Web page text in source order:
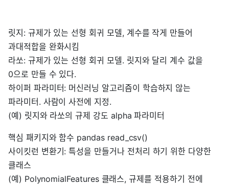
릿지: 규제가 있는 선형 회귀 모델, 계수를 작게 만들어
과대적합을 완화시킴
라쏘: 규제가 있는 선형 회귀 모델. 릿지와 달리 계수 값을
0으로 만들 수 있다.
하이퍼 파라미터: 머신러닝 알고리즘이 학습하지 않는
파라미터. 사람이 사전에 지정.
(예) 릿지와 라쏘의 규제 강도 alpha 파라미터
핵심 패키지와 함수 pandas read_csv()
사이킷런 변환기: 특성을 만들거나 전처리 하기 위한 다양한
클래스
(예) PolynomialFeatures 클래스, 규제를 적용하기 전에